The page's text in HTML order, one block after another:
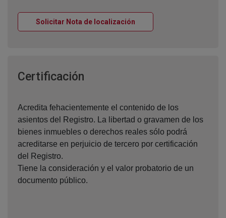
Solicitar Nota de localización
Certificación
Acredita fehacientemente el contenido de los
asientos del Registro. La libertad o gravamen de los
bienes inmuebles o derechos reales sólo podrá
acreditarse en perjuicio de tercero por certificación
del Registro.
Tiene la consideración y el valor probatorio de un
documento público.